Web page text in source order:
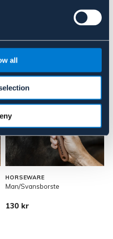
all
HORSEWARE
Man/Svansborste
130 kr